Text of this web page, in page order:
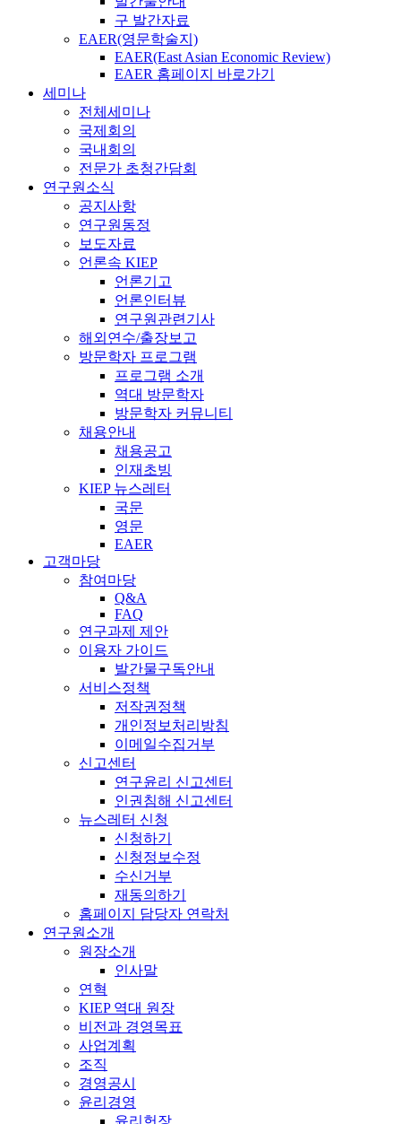
구 발간자료
EAER(영문학술지)
EAER(East Asian Economic Review)
EAER 홈페이지 바로가기
세미나
전체세미나
국제회의
국내회의
전문가 초청간담회
연구원소식
공지사항
연구원동정
보도자료
언론속 KIEP
언론기고
언론인터뷰
연구원관련기사
해외연수/출장보고
방문학자 프로그램
프로그램 소개
역대 방문학자
방문학자 커뮤니티
채용안내
채용공고
인재초빙
KIEP 뉴스레터
국문
영문
EAER
고객마당
참여마당
Q&A
FAQ
연구과제 제안
이용자 가이드
발간물구독안내
서비스정책
저작권정책
개인정보처리방침
이메일수집거부
신고센터
연구윤리 신고센터
인권침해 신고센터
뉴스레터 신청
신청하기
신청정보수정
수신거부
재동의하기
홈페이지 담당자 연락처
연구원소개
원장소개
인사말
연혁
KIEP 역대 원장
비전과 경영목표
사업계획
조직
경영공시
윤리경영
윤리헌장